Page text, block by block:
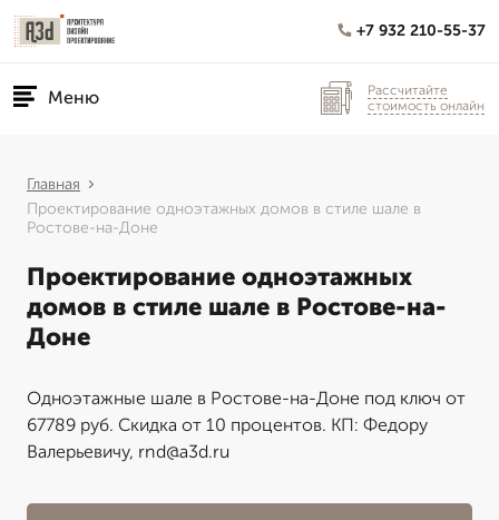
+7 932 210-55-37
Меню
Рассчитайте
стоимость онлайн
Главная
Проектирование одноэтажных домов в стиле шале в
Ростове-на-Доне
Проектирование одноэтажных
домов в стиле шале в Ростове-на-
Доне
Одноэтажные шале в Ростове-на-Доне под ключ от
67789 руб. Скидка от 10 процентов. КП: Федору
Валерьевичу, rnd@a3d.ru